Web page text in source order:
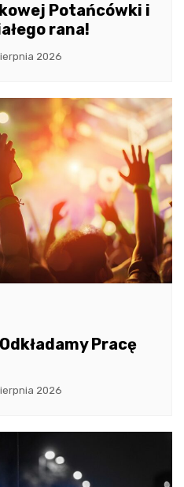
Potańcówki i
rana!
2026
Pracę
2026